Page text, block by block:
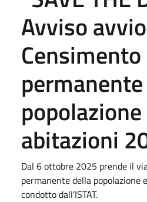
Avviso avvio
Censimento
abitazioni
Dal 6 ottobre 2025 prende il
permanente della popolazione
condotto dall’ISTAT.